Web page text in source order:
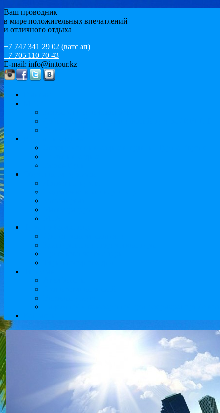
Ваш проводник
в мире положительных впечатлений
и отличного отдыха
+7 747 341 29 02 (ватс ап)
+7 705 110 70 43
E-mail: info@inttour.kz